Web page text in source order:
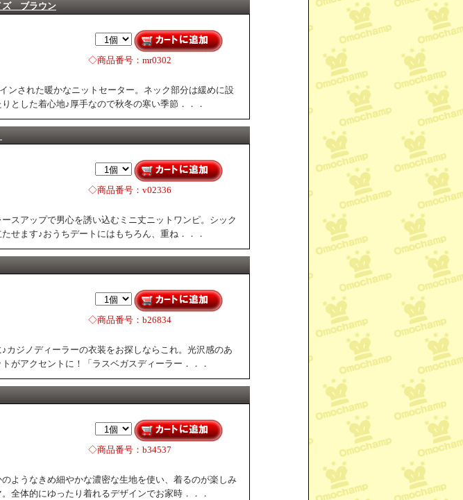
ズ ブラウン
◇商品番号：mr0302
ンされた暖かなニットセーター。ネック部分は緩めに設
とした着心地♪厚手なので秋冬の寒い季節．．．
◇商品番号：v02336
スアップで男心を誘い込むミニ丈ニットワンピ。シック
せます♪おうちデートにはもちろん、重ね．．．
◇商品番号：b26834
カジノディーラーの衣装をお探しならこれ。光沢感のあ
がアクセントに！「ラスベガスディーラー．．．
◇商品番号：b34537
ようなきめ細やかな濃密な生地を使い、着るのが楽しみ
全体的にゆったり着れるデザインでお家時．．．